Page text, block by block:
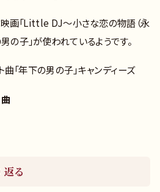
画「Little DJ〜小さな恋の物語（永
の子」が使われているようです。
曲「年下の男の子」キャンディーズ
る